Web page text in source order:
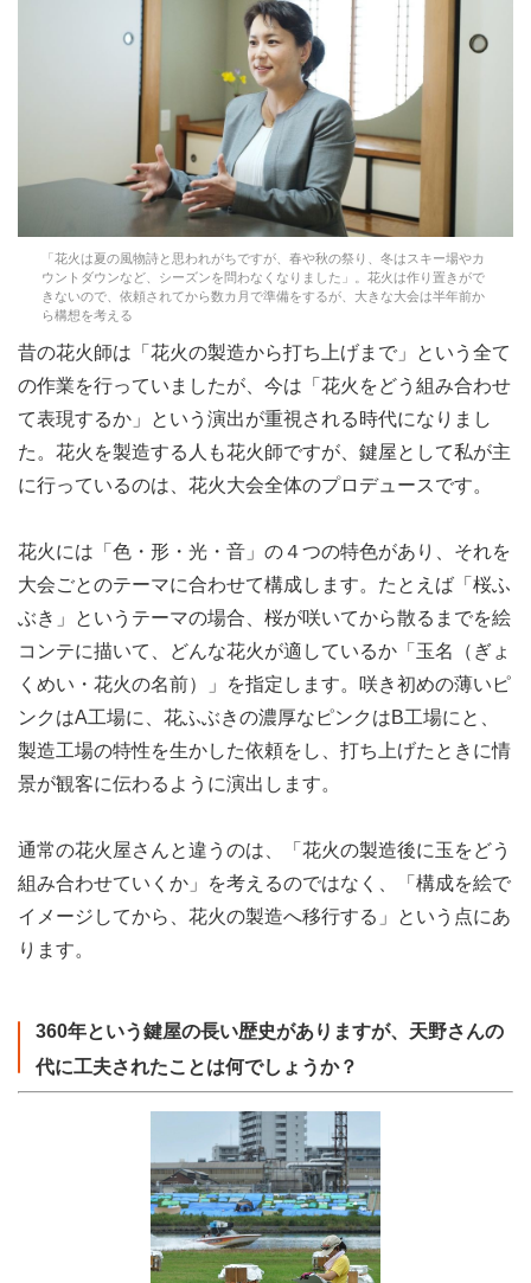
「花火は夏の風物詩と思われがちですが、春や秋の祭り、冬はスキー場やカ
ウントダウンなど、シーズンを問わなくなりました」。花火は作り置きがで
きないので、依頼されてから数カ月で準備をするが、大きな大会は半年前か
ら構想を考える
昔の花火師は「花火の製造から打ち上げまで」という全て
の作業を行っていましたが、今は「花火をどう組み合わせ
て表現するか」という演出が重視される時代になりまし
た。花火を製造する人も花火師ですが、鍵屋として私が主
に行っているのは、花火大会全体のプロデュースです。
花火には「色・形・光・音」の４つの特色があり、それを
大会ごとのテーマに合わせて構成します。たとえば「桜ふ
ぶき」というテーマの場合、桜が咲いてから散るまでを絵
コンテに描いて、どんな花火が適しているか「玉名（ぎょ
くめい・花火の名前）」を指定します。咲き初めの薄いピ
ンクはA工場に、花ふぶきの濃厚なピンクはB工場にと、
製造工場の特性を生かした依頼をし、打ち上げたときに情
景が観客に伝わるように演出します。
通常の花火屋さんと違うのは、「花火の製造後に玉をどう
組み合わせていくか」を考えるのではなく、「構成を絵で
イメージしてから、花火の製造へ移行する」という点にあ
ります。
360年という鍵屋の長い歴史がありますが、天野さんの
代に工夫されたことは何でしょうか？